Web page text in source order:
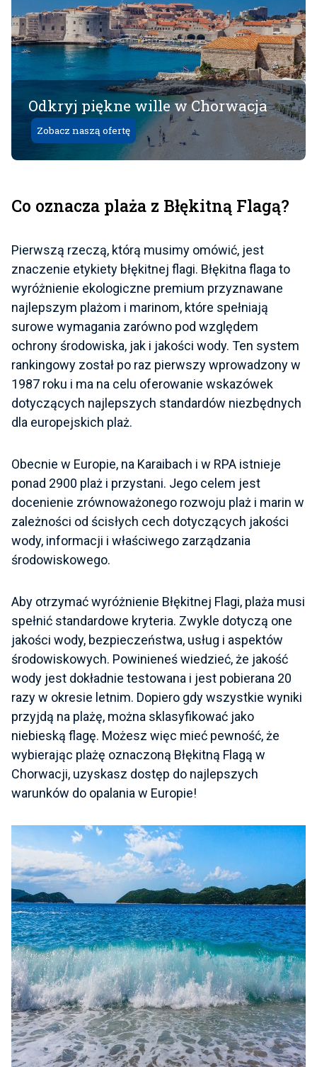
Odkryj piękne wille w Chorwacja
Zobacz naszą ofertę
Co oznacza plaża z Błękitną Flagą?
Pierwszą rzeczą, którą musimy omówić, jest
znaczenie etykiety błękitnej flagi. Błękitna flaga to
wyróżnienie ekologiczne premium przyznawane
najlepszym plażom i marinom, które spełniają
surowe wymagania zarówno pod względem
ochrony środowiska, jak i jakości wody. Ten system
rankingowy został po raz pierwszy wprowadzony w
1987 roku i ma na celu oferowanie wskazówek
dotyczących najlepszych standardów niezbędnych
dla europejskich plaż.
Obecnie w Europie, na Karaibach i w RPA istnieje
ponad 2900 plaż i przystani. Jego celem jest
docenienie zrównoważonego rozwoju plaż i marin w
zależności od ścisłych cech dotyczących jakości
wody, informacji i właściwego zarządzania
środowiskowego.
Aby otrzymać wyróżnienie Błękitnej Flagi, plaża musi
spełnić standardowe kryteria. Zwykle dotyczą one
jakości wody, bezpieczeństwa, usług i aspektów
środowiskowych. Powinieneś wiedzieć, że jakość
wody jest dokładnie testowana i jest pobierana 20
razy w okresie letnim. Dopiero gdy wszystkie wyniki
przyjdą na plażę, można sklasyfikować jako
niebieską flagę. Możesz więc mieć pewność, że
wybierając plażę oznaczoną Błękitną Flagą w
Chorwacji, uzyskasz dostęp do najlepszych
warunków do opalania w Europie!